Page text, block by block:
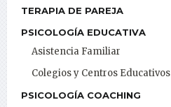
TERAPIA DE PAREJA
PSICOLOGÍA EDUCATIVA
Asistencia Familiar
Colegios y Centros Educativos
PSICOLOGÍA COACHING